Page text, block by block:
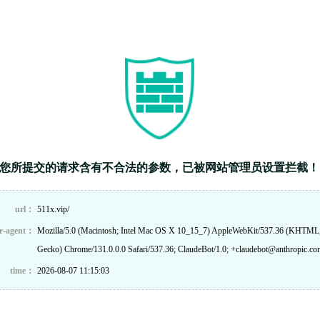
您所提交的请求含有不合法的参数，已被网站管理员设置拦截！
url： 511x.vip/
agent：
Mozilla/5.0 (Macintosh; Intel Mac OS X 10_15_7) AppleWebKit/537.36
Gecko) Chrome/131.0.0.0 Safari/537.36; ClaudeBot/1.0;
time： 2026-08-07 11:15:03